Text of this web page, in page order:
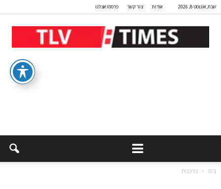
שבת, אוגוסט 8, 2026 אודות צור קשר פרסמו אצלנו
בית צרכנות